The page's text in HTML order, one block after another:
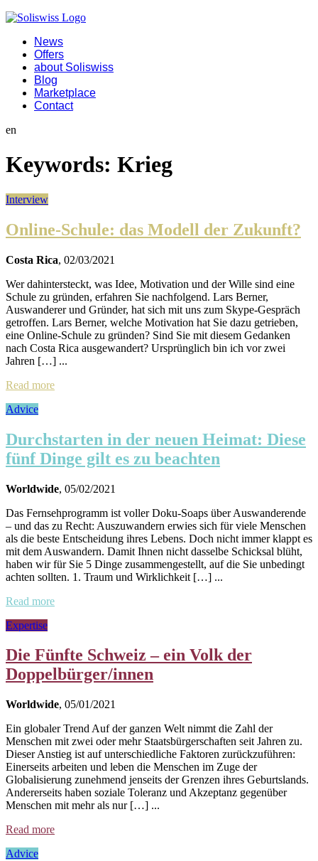
News
Offers
about Soliswiss
Blog
Marketplace
Contact
en
Keywords: Krieg
Interview
Online-Schule: das Modell der Zukunft?
Costa Rica, 02/03/2021
Wer dahintersteckt, was Idee, Motivation und der Wille sind eine
Schule zu gründen, erfahren Sie nachfolgend. Lars Berner,
Auswanderer und Gründer, hat sich mit uns zum Skype-Gespräch
getroffen. Lars Berner, welche Motivation hat Sie dazu getrieben,
eine Online-Schule zu gründen? Sind Sie mit diesem Gedanken
nach Costa Rica ausgewandert? Ursprünglich bin ich vor zwei
Jahren […] ...
Read more
Advice
Durchstarten in der neuen Heimat: Diese
fünf Dinge gilt es zu beachten
Worldwide, 05/02/2021
Das Fernsehprogramm ist voller Doku-Soaps über Auswanderende
– und das zu Recht: Auszuwandern erwies sich für viele Menschen
als die beste Entscheidung ihres Lebens. Doch nicht immer klappt es
mit dem Auswandern. Damit Ihnen nicht dasselbe Schicksal blüht,
haben wir für Sie 5 Dinge zusammengestellt, auf die Sie unbedingt
achten sollten. 1. Traum und Wirklichkeit […] ...
Read more
Expertise
Die Fünfte Schweiz – ein Volk der
Doppelbürger/innen
Worldwide, 05/01/2021
Ein globaler Trend Auf der ganzen Welt nimmt die Zahl der
Menschen mit zwei oder mehr Staatsbürgerschaften seit Jahren zu.
Dieser Anstieg ist auf unterschiedliche Faktoren zurückzuführen:
Einerseits arbeiten und leben die Menschen im Zuge der
Globalisierung zunehmend jenseits der Grenzen ihres Geburtslands.
Andererseits haben soziale Toleranz und Akzeptanz gegenüber
Menschen mit mehr als nur […] ...
Read more
Advice